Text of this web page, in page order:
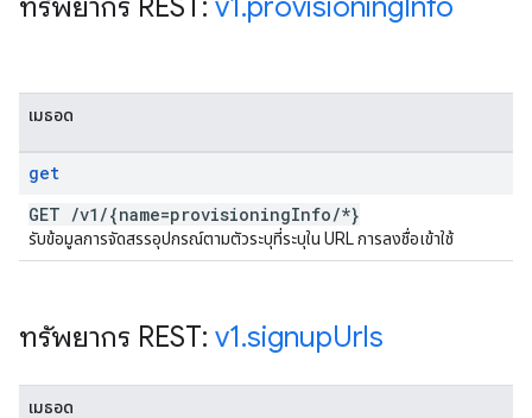
ทรัพยากร REST: v1.provisioningInfo
เมธอด
get
GET /v1 /{name=provisioningInfo/*}
รับข้อมูลการจัดสรรอุปกรณ์ตามตัวระบุที่ระบุใน URL การลงชื่อเข้าใช้
ทรัพยากร REST: v1.signupUrls
เมธอด